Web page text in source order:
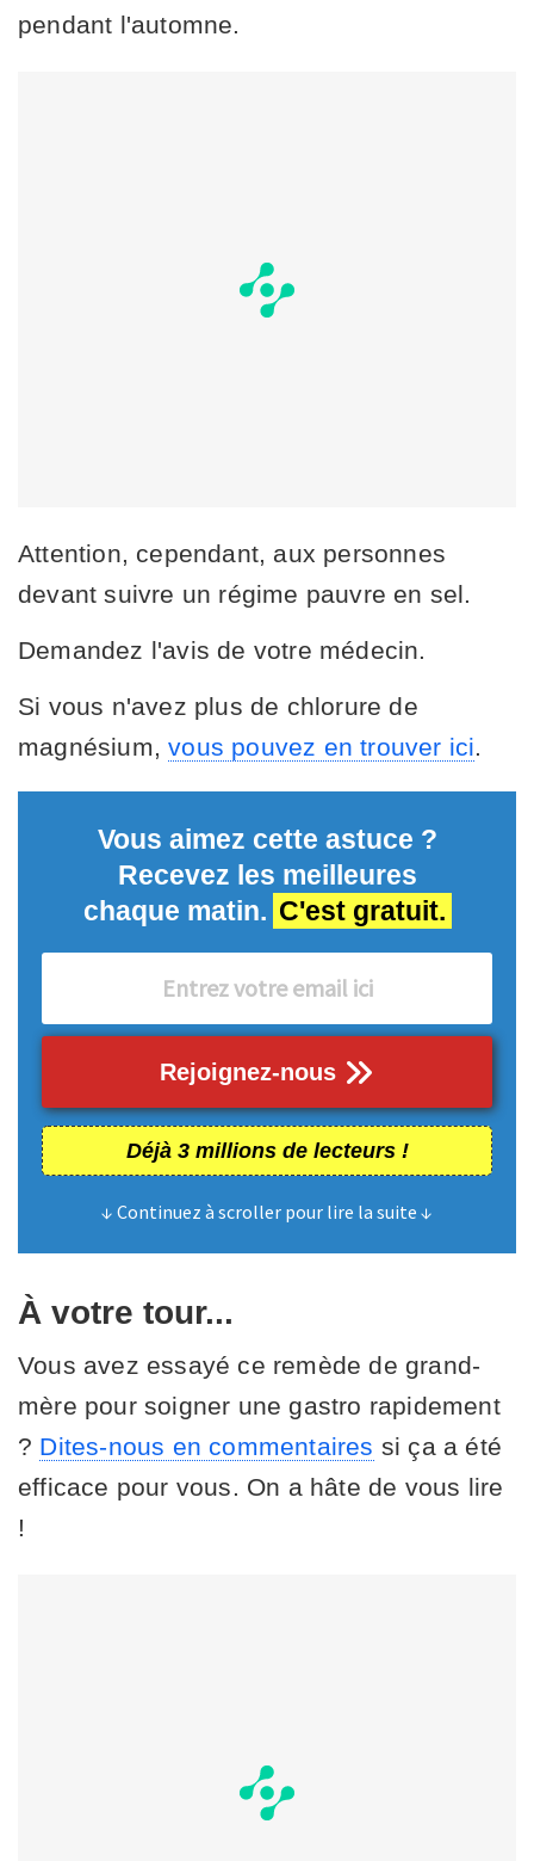
pendant l'automne.
Attention, cependant, aux personnes
devant suivre un régime pauvre en sel.
Demandez l'avis de votre médecin.
Si vous n'avez plus de chlorure de
magnésium,vous pouvez en trouver ici.
Vous aimez cette astuce ?
Recevez les meilleures
chaque matin. C'est gratuit.
Rejoignez-nous
Déjà 3 millions de lecteurs !
↓ Continuez à scroller pour lire la suite ↓
À votre tour...
Vous avez essayé ce remède de grand-
mère pour soigner une gastro rapidement
? Dites-nous en commentaires si ça a été
efficace pour vous. On a hâte de vous lire
!